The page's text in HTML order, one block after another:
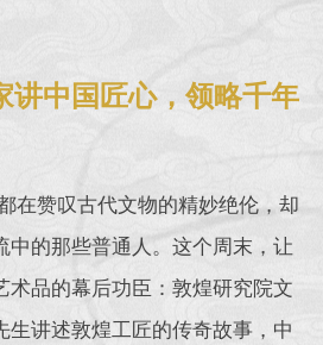
讲中国匠心，领略千年
在赞叹古代文物的精妙绝伦，却
中的那些普通人。这个周末，让
术品的幕后功臣：敦煌研究院文
生讲述敦煌工匠的传奇故事，中